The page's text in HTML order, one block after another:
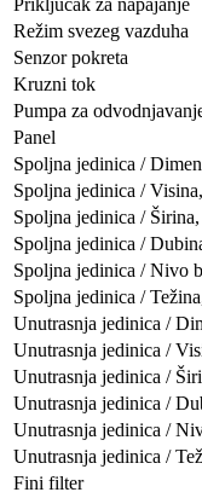
Prikljucak za napajanje
Režim svezeg vazduha
Senzor pokreta
Kruzni tok
Pumpa za
Panel
Spoljna jedinica /
Spoljna jedinica /
Spoljna jedinica /
Spoljna jedinica /
Spoljna jedinica / Nivo
Spoljna jedinica /
Unutrasnja jedinica /
Unutrasnja jedinica /
Unutrasnja jedinica /
Unutrasnja jedinica /
Unutrasnja jedinica /
Unutrasnja jedinica /
Fini filter